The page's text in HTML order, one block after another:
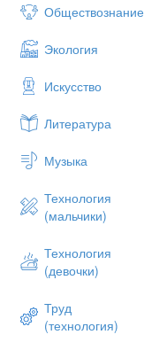
Обществознание
Экология
Искусство
Литература
Музыка
Технология
(мальчики)
Технология
(девочки)
Труд
(технология)